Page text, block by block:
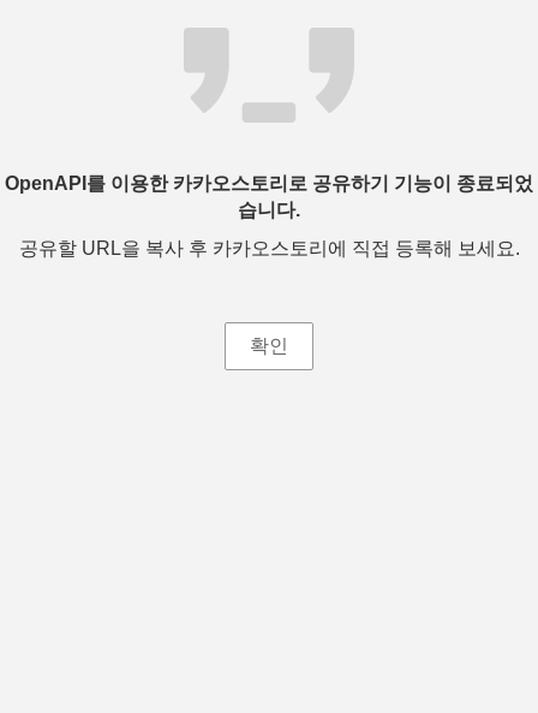
OpenAPI를 이용한 카카오스토리로 공유하기 기능이 종료되었
습니다.
공유할 URL을 복사 후 카카오스토리에 직접 등록해 보세요.
확인